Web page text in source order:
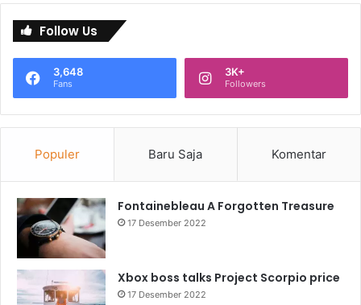
Follow Us
3,648
Fans
3K+
Followers
Populer Baru Saja Komentar
Fontainebleau A Forgotten Treasure
17 Desember 2022
Xbox boss talks Project Scorpio price
17 Desember 2022